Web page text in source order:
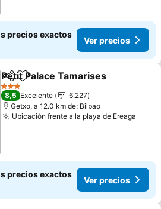
precios exactos
Ver precios
CompartirAgregar a favoritos
Petit Palace Tamarises
3 Estrellas
8,5 Excelente
6.227
Getxo, a 12.0 km de: Bilbao
Ubicación frente a la playa de Ereaga
precios exactos
Ver precios